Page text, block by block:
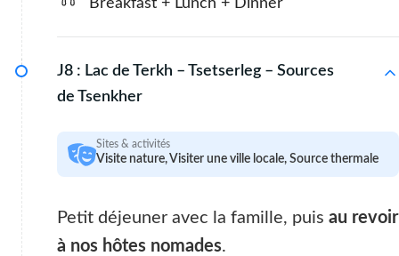
Breakfast + Lunch + Dinner
J8 : Lac de Terkh – Tsetserleg – Sources
de Tsenkher
Sites & activités
Visite nature, Visiter une ville locale, Source thermale
Petit déjeuner avec la famille, puis au revoir
à nos hôtes nomades.